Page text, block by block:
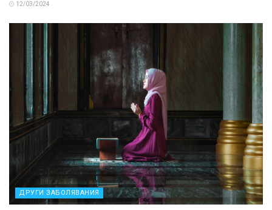
12/03/2024
ДРУГИ ЗАБОЛЯВАНИЯ